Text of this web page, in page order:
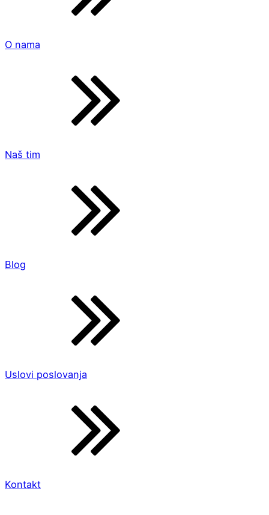
O nama
Naš tim
Blog
Uslovi poslovanja
Kontakt